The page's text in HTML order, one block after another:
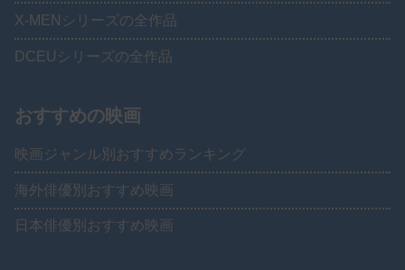
X-MENシリーズの全作品
DCEUシリーズの全作品
おすすめの映画
映画ジャンル別おすすめランキング
海外俳優別おすすめ映画
日本俳優別おすすめ映画